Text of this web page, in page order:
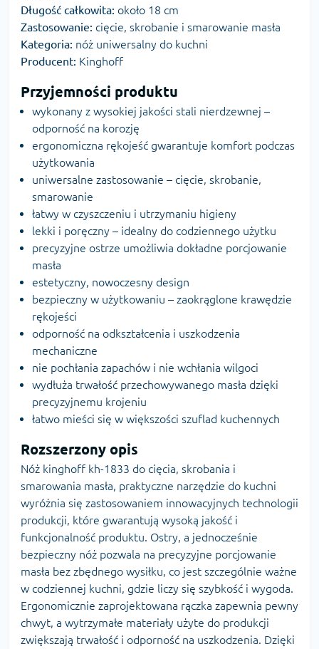
Długość całkowita: około 18 cm
Zastosowanie: cięcie, skrobanie i smarowanie masła
Kategoria: nóż uniwersalny do kuchni
Producent: Kinghoff
Przyjemności produktu
wykonany z wysokiej jakości stali nierdzewnej –
odporność na korozję
ergonomiczna rękojeść gwarantuje komfort podczas
użytkowania
uniwersalne zastosowanie – cięcie, skrobanie,
smarowanie
łatwy w czyszczeniu i utrzymaniu higieny
lekki i poręczny – idealny do codziennego użytku
precyzyjne ostrze umożliwia dokładne porcjowanie
masła
estetyczny, nowoczesny design
bezpieczny w użytkowaniu – zaokrąglone krawędzie
rękojeści
odporność na odkształcenia i uszkodzenia
mechaniczne
nie pochłania zapachów i nie wchłania wilgoci
wydłuża trwałość przechowywanego masła dzięki
precyzyjnemu krojeniu
łatwo mieści się w większości szuflad kuchennych
Rozszerzony opis
Nóż kinghoff kh-1833 do cięcia, skrobania i
smarowania masła, praktyczne narzędzie do kuchni
wyróżnia się zastosowaniem innowacyjnych technologii
produkcji, które gwarantują wysoką jakość i
funkcjonalność produktu. Ostry, a jednocześnie
bezpieczny nóż pozwala na precyzyjne porcjowanie
masła bez zbędnego wysiłku, co jest szczególnie ważne
w codziennej kuchni, gdzie liczy się szybkość i wygoda.
Ergonomicznie zaprojektowana rączka zapewnia pewny
chwyt, a wytrzymałe materiały użyte do produkcji
zwiększają trwałość i odporność na uszkodzenia. Dzięki